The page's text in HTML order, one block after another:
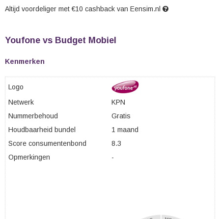
Altijd voordeliger met €10 cashback van Eensim.nl
Youfone vs Budget Mobiel
Kenmerken
Logo
Netwerk
KPN
Nummerbehoud
Gratis
Houdbaarheid bundel
1 maand
Score consumentenbond
8.3
Opmerkingen
-